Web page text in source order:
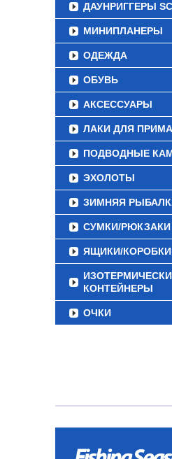
ДАУНРИГГЕРЫ
МИНИПЛАНЕРЫ
ОДЕЖДА
ОБУВЬ
АКСЕССУАРЫ
ЛАКИ ДЛЯ
ПОДВОДНЫЕ
ЭХОЛОТЫ
ЗИМНЯЯ
СУМКИ/РЮКЗАКИ
ЯЩИКИ/КОРОБКИ
КОНТЕЙНЕРЫ
ОЧКИ